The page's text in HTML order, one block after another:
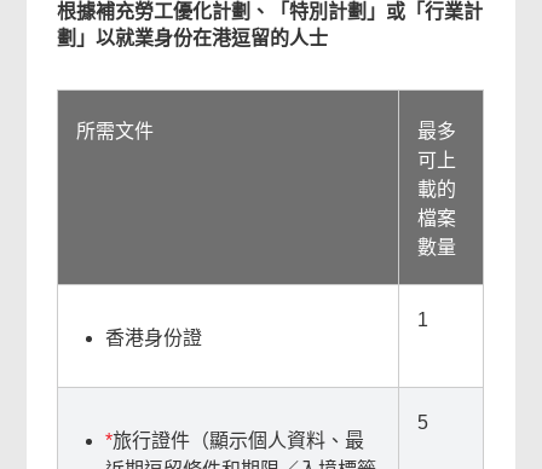
根據補充勞工優化計劃、「特別計劃」或「行業計
劃」以就業身份在港逗留的人士
所需文件
最多
可上
載的
檔案
數量
香港身份證
1
*旅行證件（顯示個人資料、最
5